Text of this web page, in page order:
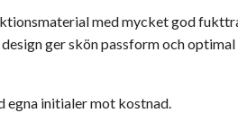
med mycket god
ger skön passform och
egna initialer mot kostnad.